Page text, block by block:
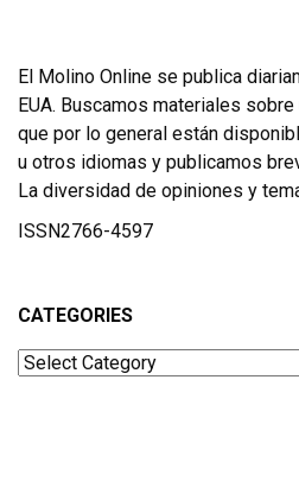
El Molino Online se publica
EUA. Buscamos materiales
que por lo general están
u otros idiomas y publicamos
La diversidad de opiniones y
ISSN2766-4597
CATEGORIES
Categories